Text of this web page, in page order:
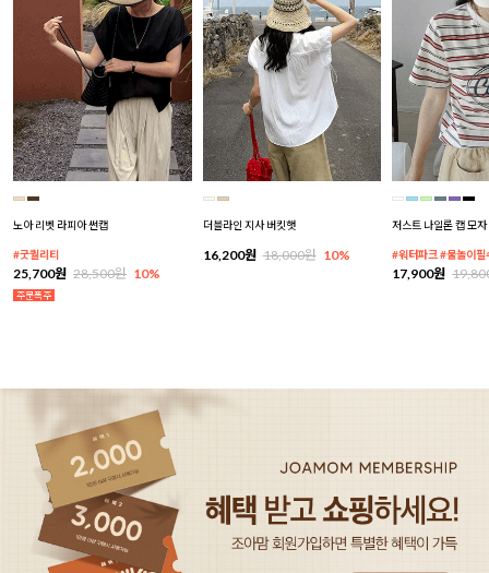
노아 리벳 라피아 썬캡
#굿퀄리티
25,700원 28,500원 10%
더블라인 지사 버킷햇
16,200원 18,000원 10%
저스트 나일론 캡 모자
#워터파크 #물놀이필
17,900원